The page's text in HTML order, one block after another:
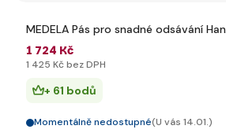
MEDELA Pás pro snadné odsávání
1 724 Kč
1 425 Kč bez DPH
+ 61 bodů
Momentálně nedostupné(U vás 14.01.)